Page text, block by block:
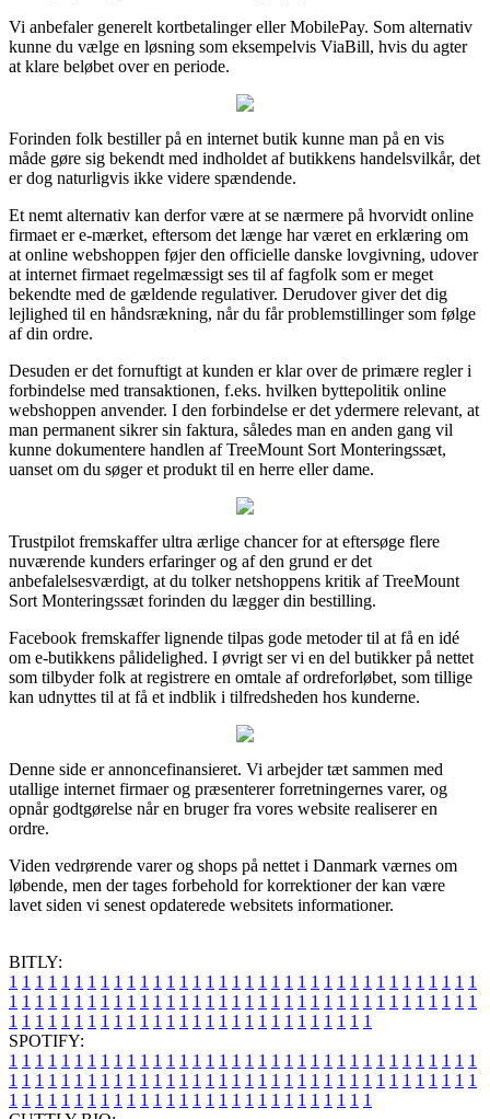
Vi anbefaler generelt kortbetalinger eller MobilePay. Som alternativ
kunne du vælge en løsning som eksempelvis ViaBill, hvis du agter
at klare beløbet over en periode.
Forinden folk bestiller på en internet butik kunne man på en vis
måde gøre sig bekendt med indholdet af butikkens handelsvilkår, det
er dog naturligvis ikke videre spændende.
Et nemt alternativ kan derfor være at se nærmere på hvorvidt online
firmaet er e-mærket, eftersom det længe har været en erklæring om
at online webshoppen føjer den officielle danske lovgivning, udover
at internet firmaet regelmæssigt ses til af fagfolk som er meget
bekendte med de gældende regulativer. Derudover giver det dig
lejlighed til en håndsrækning, når du får problemstillinger som følge
af din ordre.
Desuden er det fornuftigt at kunden er klar over de primære regler i
forbindelse med transaktionen, f.eks. hvilken byttepolitik online
webshoppen anvender. I den forbindelse er det ydermere relevant, at
man permanent sikrer sin faktura, således man en anden gang vil
kunne dokumentere handlen af TreeMount Sort Monteringssæt,
uanset om du søger et produkt til en herre eller dame.
Trustpilot fremskaffer ultra ærlige chancer for at eftersøge flere
nuværende kunders erfaringer og af den grund er det
anbefalelsesværdigt, at du tolker netshoppens kritik af TreeMount
Sort Monteringssæt forinden du lægger din bestilling.
Facebook fremskaffer lignende tilpas gode metoder til at få en idé
om e-butikkens pålidelighed. I øvrigt ser vi en del butikker på nettet
som tilbyder folk at registrere en omtale af ordreforløbet, som tillige
kan udnyttes til at få et indblik i tilfredsheden hos kunderne.
Denne side er annoncefinansieret. Vi arbejder tæt sammen med
utallige internet firmaer og præsenterer forretningernes varer, og
opnår godtgørelse når en bruger fra vores website realiserer en
ordre.
Viden vedrørende varer og shops på nettet i Danmark værnes om
løbende, men der tages forbehold for korrektioner der kan være
lavet siden vi senest opdaterede websitets informationer.
BITLY:
1 1 1 1 1 1 1 1 1 1 1 1 1 1 1 1 1 1 1 1 1 1 1 1 1 1 1 1 1 1 1 1 1 1 1 1
1 1 1 1 1 1 1 1 1 1 1 1 1 1 1 1 1 1 1 1 1 1 1 1 1 1 1 1 1 1 1 1 1 1 1 1
1 1 1 1 1 1 1 1 1 1 1 1 1 1 1 1 1 1 1 1 1 1 1 1 1 1 1 1
SPOTIFY:
1 1 1 1 1 1 1 1 1 1 1 1 1 1 1 1 1 1 1 1 1 1 1 1 1 1 1 1 1 1 1 1 1 1 1 1
1 1 1 1 1 1 1 1 1 1 1 1 1 1 1 1 1 1 1 1 1 1 1 1 1 1 1 1 1 1 1 1 1 1 1 1
1 1 1 1 1 1 1 1 1 1 1 1 1 1 1 1 1 1 1 1 1 1 1 1 1 1 1 1